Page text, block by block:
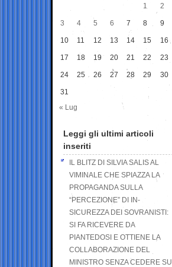
1
2
3 4 5 6 7 8 9
10 11 12 13 14 15 16
17 18 19 20 21 22 23
24 25 26 27 28 29 30
31
« Lug
Leggi gli ultimi articoli
inseriti
IL BLITZ DI SILVIA SALIS AL
VIMINALE CHE SPIAZZA LA
PROPAGANDA SULLA
“PERCEZIONE” DI IN-
SICUREZZA DEI SOVRANISTI:
SI FA RICEVERE DA
PIANTEDOSI E OTTIENE LA
COLLABORAZIONE DEL
MINISTRO SENZA CEDERE SU